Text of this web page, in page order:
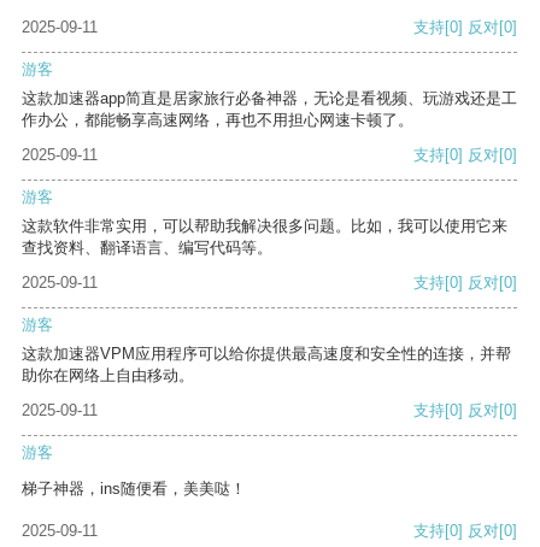
2025-09-11
支持[0] 反对[0]
游客
这款加速器app简直是居家旅行必备神器，无论是看视频、玩游戏还是工
作办公，都能畅享高速网络，再也不用担心网速卡顿了。
2025-09-11
支持[0] 反对[0]
游客
这款软件非常实用，可以帮助我解决很多问题。比如，我可以使用它来
查找资料、翻译语言、编写代码等。
2025-09-11
支持[0] 反对[0]
游客
这款加速器VPM应用程序可以给你提供最高速度和安全性的连接，并帮
助你在网络上自由移动。
2025-09-11
支持[0] 反对[0]
游客
梯子神器，ins随便看，美美哒！
2025-09-11 支持[0] 反对[0]